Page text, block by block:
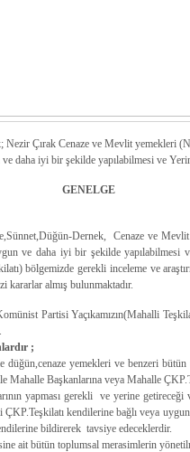
Çırak Cenaze ve Mevlit yemekleri
daha iyi bir şekilde yapılabilmesi ve
GENELGE
Dernek, Cenaze ve
ve daha iyi bir şekilde yapılabilmesi
bölgemizde gerekli inceleme ve
almış bulunmaktadır.
Partisi Yaçıkamızın(Mahalli
;
yemekleri ve benzeri bütün
Başkanlarına veya Mahalle
yapması gerekli ve yerine
ÇKP.Teşkilatı kendilerine bağlı veya
bildirerek tavsiye edeceklerdir.
ait bütün toplumsal merasimlerin